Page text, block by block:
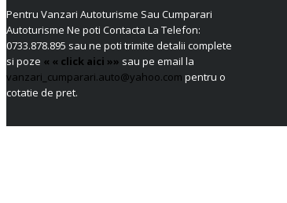
Pentru Vanzari Autoturisme Sau Cumparari
Autoturisme Ne poti Contacta La Telefon:
0733.878.895 sau ne poti trimite detalii complete
si poze « « click aici »» sau pe email la
vanzari_cumparari.auto@yahoo.com pentru o
cotatie de pret.